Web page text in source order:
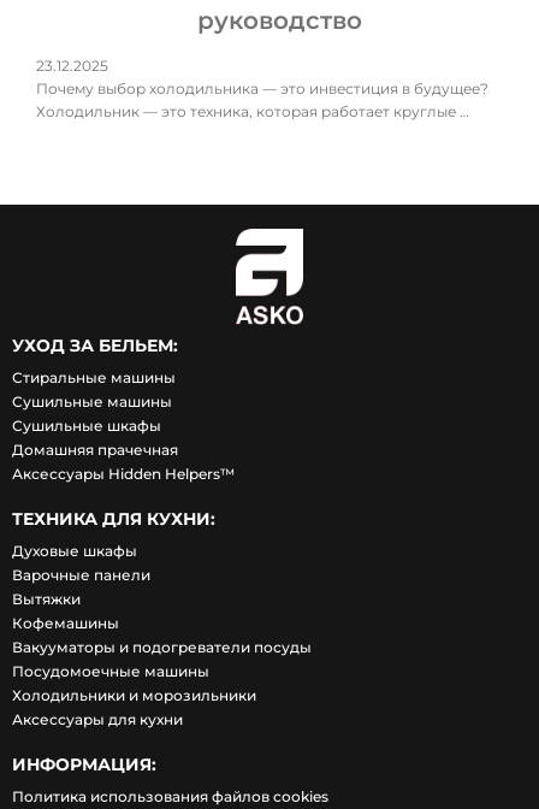
руководство
23.12.2025
Почему выбор холодильника — это инвестиция в будущее?
Холодильник — это техника, которая работает круглые …
УХОД ЗА БЕЛЬЕМ:
Стиральные машины
Сушильные машины
Сушильные шкафы
Домашняя прачечная
Аксессуары Hidden Helpers™
ТЕХНИКА ДЛЯ КУХНИ:
Духовые шкафы
Варочные панели
Вытяжки
Кофемашины
Вакууматоры и подогреватели посуды
Посудомоечные машины
Холодильники и морозильники
Аксессуары для кухни
ИНФОРМАЦИЯ:
Политика использования файлов cookies